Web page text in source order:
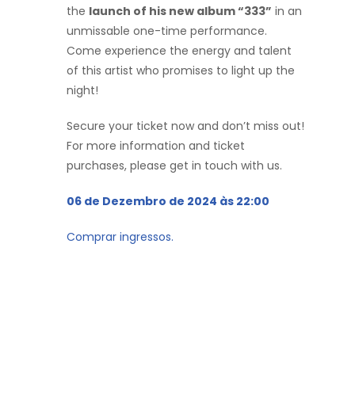
the launch of his new album “333” in an
unmissable one-time performance.
Come experience the energy and talent
of this artist who promises to light up the
night!
Secure your ticket now and don’t miss out!
For more information and ticket
purchases, please get in touch with us.
06 de Dezembro de 2024 às 22:00
Comprar ingressos.